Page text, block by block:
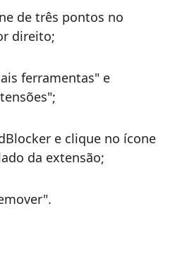
de três pontos no
direito;
ferramentas" e
e clique no ícone
da extensão;